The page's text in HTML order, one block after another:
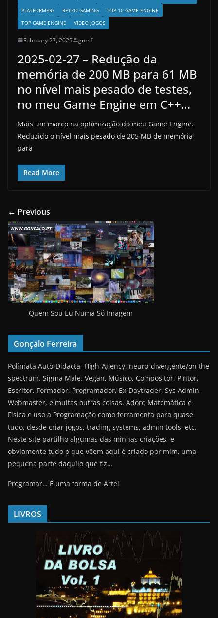
PLATFORMERS
RETRO GAMING
TOP 10 GAME ENGINE
TOP GAME ENGINE
VIDEO JOGOS
February 27, 2025 gnmf
2025-02-27 – Redução da
memória de 200 MB para 61 MB
no nível mais pesado de testes,
no meu Game Engine em C++…
Mais um marco na optimização do meu Game Engine.
Reduzido o nível mais pesado de 205 MB de memória
para
Read More
← Previous
Quem Sou Eu Numa Só Imagem
Gonçalo Ferreira
Polímata Auto-Didacta, High-Agency, neuro-divergente/on the
spectrum. Sigma Male. Vegan, Músico, Compositor, Pintor,
Escritor, Formador, Programador, Ex-Daytrader, Sys Admin,
Webmaster, e muitas outras coisas. Adoro Matemática e
Física e uso a Programação como ferramenta para quase
tudo, desde criar jogos, trading systems, admin tools, etc.
Neste site partilho algumas das minhas criações, e
obviamente tudo o que vêem aqui é criado por mim, uma
pequena parte daquilo que fiz…
Programar… É uma forma de Arte!
LIVROS